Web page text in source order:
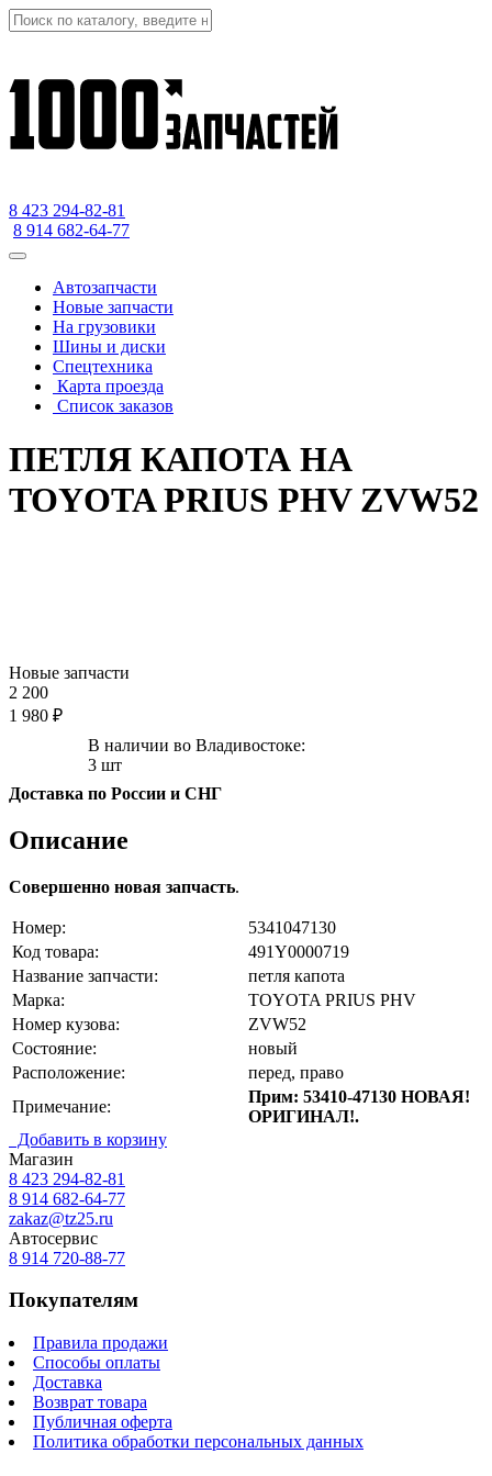
8 423 294-82-81
8 914 682-64-77
Автозапчасти
Новые запчасти
На грузовики
Шины и диски
Спецтехника
Карта проезда
Список заказов
ПЕТЛЯ КАПОТА НА
TOYOTA PRIUS PHV ZVW52
Новые запчасти
2 200
1 980 ₽
В наличии во Владивостоке:
3 шт
Доставка по России и СНГ
Описание
Совершенно новая запчасть.
Номер:
5341047130
Код товара:
491Y0000719
Название запчасти:
петля капота
Марка:
TOYOTA PRIUS PHV
Номер кузова:
ZVW52
Состояние:
новый
Расположение:
перед, право
Примечание:
Прим: 53410-47130 НОВАЯ!
ОРИГИНАЛ!.
Добавить в корзину
Магазин
8 423 294-82-81
8 914 682-64-77
zakaz@tz25.ru
Автосервис
8 914 720-88-77
Покупателям
Правила продажи
Способы оплаты
Доставка
Возврат товара
Публичная оферта
Политика обработки персональных данных